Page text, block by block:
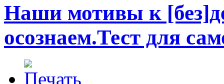
Наши мотивы к
осознаем.Тест для